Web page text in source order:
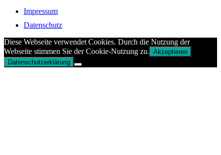
Impressum
Datenschutz
Diese Webseite verwendet Cookies. Durch die Nutzung der
Webseite stimmen Sie der Cookie-Nutzung zu. Akzeptieren
Datenschutzerklärung